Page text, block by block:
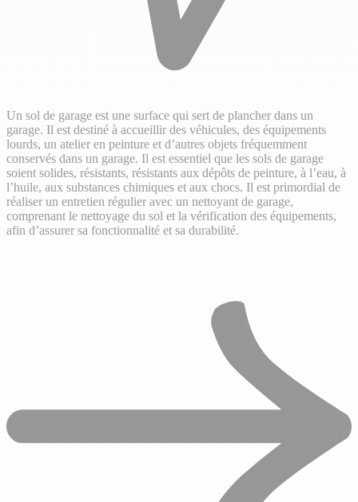
Un sol de garage est une surface qui sert de plancher dans un
garage. Il est destiné à accueillir des véhicules, des équipements
lourds, un atelier en peinture et d’autres objets fréquemment
conservés dans un garage. Il est essentiel que les sols de garage
soient solides, résistants, résistants aux dépôts de peinture, à l’eau, à
l’huile, aux substances chimiques et aux chocs. Il est primordial de
réaliser un entretien régulier avec un nettoyant de garage,
comprenant le nettoyage du sol et la vérification des équipements,
afin d’assurer sa fonctionnalité et sa durabilité.